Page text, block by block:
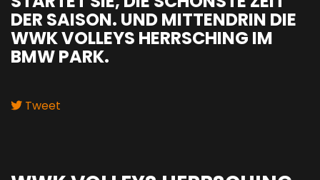
DER SAISON. UND MITTENDRIN DIE
WWK VOLLEYS HERRSCHING IM
BMW PARK.
Tweet